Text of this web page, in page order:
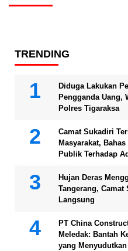
TRENDING
Diduga Lakukan
Pengganda Uang,
Polres Tigaraksa
Camat Sukadiri
Masyarakat,
Publik Terhadap
Hujan Deras
Tangerang,
Langsung
PT China
Meledak: Bantah
yang